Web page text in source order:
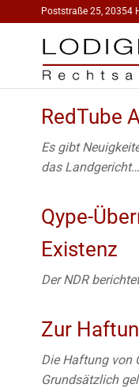
Poststraße 25, 20354
RedTube
Es gibt
das Landgericht…
Qype-
Existenz
Der NDR
Zur
Die Haftung von
Grundsätzlich